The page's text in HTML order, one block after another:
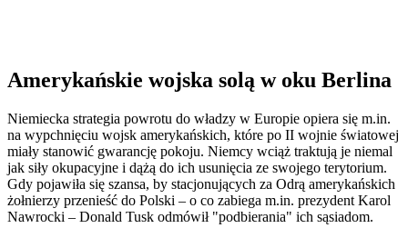
Amerykańskie wojska solą w oku Berlina
Niemiecka strategia powrotu do władzy w Europie opiera się m.in.
na wypchnięciu wojsk amerykańskich, które po II wojnie światowej
miały stanowić gwarancję pokoju. Niemcy wciąż traktują je niemal
jak siły okupacyjne i dążą do ich usunięcia ze swojego terytorium.
Gdy pojawiła się szansa, by stacjonujących za Odrą amerykańskich
żołnierzy przenieść do Polski – o co zabiega m.in. prezydent Karol
Nawrocki – Donald Tusk odmówił "podbierania" ich sąsiadom.